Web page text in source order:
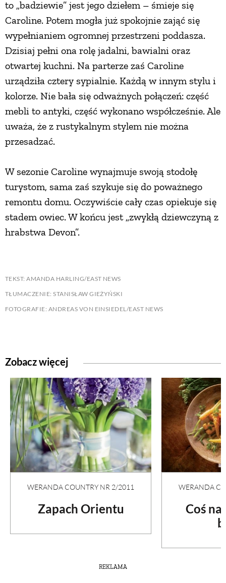
to „badziewie” jest jego dziełem – śmieje się
Caroline. Potem mogła już spokojnie zająć się
wypełnianiem ogromnej przestrzeni poddasza.
Dzisiaj pełni ona rolę jadalni, bawialni oraz
otwartej kuchni. Na parterze zaś Caroline
urządziła cztery sypialnie. Każdą w innym stylu i
kolorze. Nie bała się odważnych połączeń: część
mebli to antyki, część wykonano współcześnie. Ale
uważa, że z rustykalnym stylem nie można
przesadzać.
W sezonie Caroline wynajmuje swoją stodołę
turystom, sama zaś szykuje się do poważnego
remontu domu. Oczywiście cały czas opiekuje się
stadem owiec. W końcu jest „zwykłą dziewczyną z
hrabstwa Devon”.
TEKST: AMANDA HARLING/EAST NEWS
TŁUMACZENIE: STANISŁAW GIEŻYŃSKI
FOTOGRAFIE: ANDREAS VON EINSIEDEL/EAST NEWS
Zobacz więcej
WERANDA COUNTRY NR 2/2011
Zapach Orientu
WERANDA
Coś
REKLAMA